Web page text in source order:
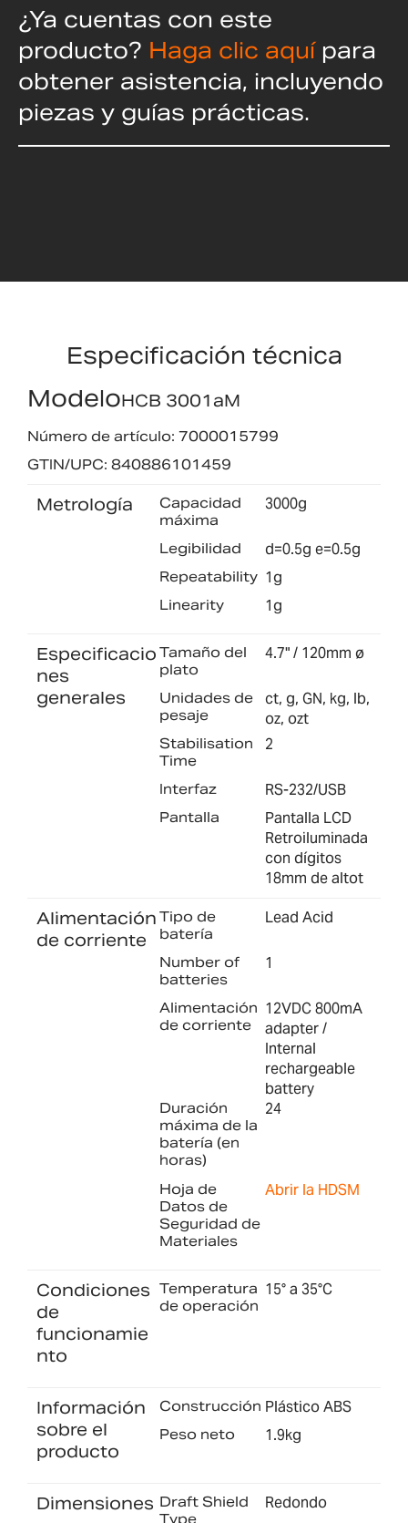
¿Ya cuentas con este
producto? Haga clic aquí para
obtener asistencia, incluyendo
piezas y guías prácticas.
Especificación técnica
ModeloHCB 3001aM
Número de artículo: 7000015799
GTIN/UPC: 840886101459
Metrología
Capacidad
máxima
3000g
Legibilidad d=0.5g e=0.5g
Repeatability 1g
Linearity 1g
Especificacio
nes
generales
Tamaño del
plato
4.7" / 120mm ø
Unidades de
pesaje
ct, g, GN, kg, lb,
oz, ozt
Stabilisation
Time
2
Interfaz RS-232/USB
Pantalla
Pantalla LCD
Retroiluminada
con dígitos
18mm de altot
Alimentación
de corriente
Tipo de
batería
Lead Acid
Number of
batteries
1
Alimentación
de corriente
12VDC 800mA
adapter /
Internal
rechargeable
battery
Duración
máxima de la
batería (en
horas)
24
Hoja de
Datos de
Seguridad de
Materiales
Abrir la HDSM
Condiciones
de
funcionamie
nto
Temperatura
de operación
15° a 35°C
Información
sobre el
producto
Construcción Plástico ABS
Peso neto 1.9kg
Dimensiones Draft Shield
Type
Redondo